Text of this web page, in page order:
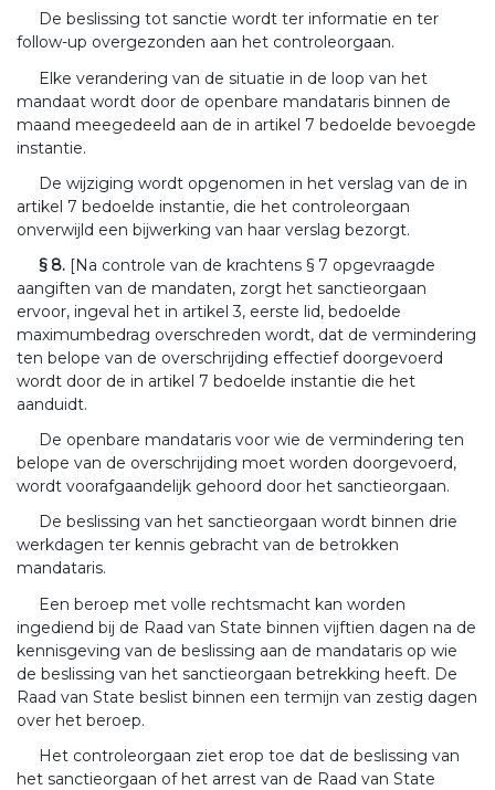
De beslissing tot sanctie wordt ter informatie en ter
follow-up overgezonden aan het controleorgaan.
Elke verandering van de situatie in de loop van het
mandaat wordt door de openbare mandataris binnen de
maand meegedeeld aan de in artikel 7 bedoelde bevoegde
instantie.
De wijziging wordt opgenomen in het verslag van de in
artikel 7 bedoelde instantie, die het controleorgaan
onverwijld een bijwerking van haar verslag bezorgt.
§ 8. [Na controle van de krachtens § 7 opgevraagde
aangiften van de mandaten, zorgt het sanctieorgaan
ervoor, ingeval het in artikel 3, eerste lid, bedoelde
maximumbedrag overschreden wordt, dat de vermindering
ten belope van de overschrijding effectief doorgevoerd
wordt door de in artikel 7 bedoelde instantie die het
aanduidt.
De openbare mandataris voor wie de vermindering ten
belope van de overschrijding moet worden doorgevoerd,
wordt voorafgaandelijk gehoord door het sanctieorgaan.
De beslissing van het sanctieorgaan wordt binnen drie
werkdagen ter kennis gebracht van de betrokken
mandataris.
Een beroep met volle rechtsmacht kan worden
ingediend bij de Raad van State binnen vijftien dagen na de
kennisgeving van de beslissing aan de mandataris op wie
de beslissing van het sanctieorgaan betrekking heeft. De
Raad van State beslist binnen een termijn van zestig dagen
over het beroep.
Het controleorgaan ziet erop toe dat de beslissing van
het sanctieorgaan of het arrest van de Raad van State